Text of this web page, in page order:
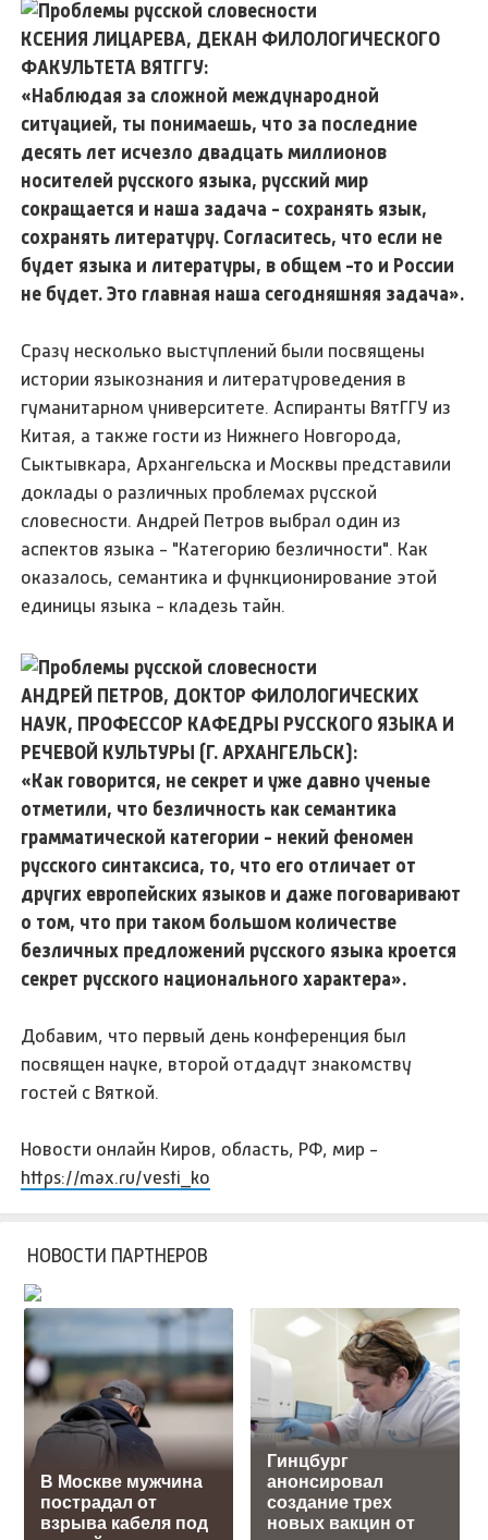
КСЕНИЯ ЛИЦАРЕВА, ДЕКАН ФИЛОЛОГИЧЕСКОГО
ФАКУЛЬТЕТА ВЯТГГУ:
«Наблюдая за сложной международной
ситуацией, ты понимаешь, что за последние
десять лет исчезло двадцать миллионов
носителей русского языка, русский мир
сокращается и наша задача - сохранять язык,
сохранять литературу. Согласитесь, что если не
будет языка и литературы, в общем -то и России
не будет. Это главная наша сегодняшняя задача».
Сразу несколько выступлений были посвящены
истории языкознания и литературоведения в
гуманитарном университете. Аспиранты ВятГГУ из
Китая, а также гости из Нижнего Новгорода,
Сыктывкара, Архангельска и Москвы представили
доклады о различных проблемах русской
словесности. Андрей Петров выбрал один из
аспектов языка - "Категорию безличности". Как
оказалось, семантика и функционирование этой
единицы языка - кладезь тайн.
АНДРЕЙ ПЕТРОВ, ДОКТОР ФИЛОЛОГИЧЕСКИХ
НАУК, ПРОФЕССОР КАФЕДРЫ РУССКОГО ЯЗЫКА И
РЕЧЕВОЙ КУЛЬТУРЫ (Г. АРХАНГЕЛЬСК):
«Как говорится, не секрет и уже давно ученые
отметили, что безличность как семантика
грамматической категории - некий феномен
русского синтаксиса, то, что его отличает от
других европейских языков и даже поговаривают
о том, что при таком большом количестве
безличных предложений русского языка кроется
секрет русского национального характера».
Добавим, что первый день конференция был
посвящен науке, второй отдадут знакомству
гостей с Вяткой.
Новости онлайн Киров, область, РФ, мир -
https://max.ru/vesti_ko
НОВОСТИ ПАРТНЕРОВ
В Москве мужчина
пострадал от
взрыва кабеля под
Гинцбург
анонсировал
создание трех
новых вакцин от